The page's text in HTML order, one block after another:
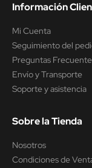
Información
Mi Cuenta
Seguimiento del
Preguntas
Envío y Transporte
Soporte y asistencia
Sobre la Tienda
Nosotros
Condiciones de